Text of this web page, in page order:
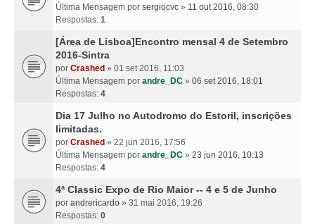
Última Mensagem por sergiocvc » 11 out 2016, 08:30
Respostas: 1
[Área de Lisboa]Encontro mensal 4 de Setembro
2016-Sintra
por Crashed » 01 set 2016, 11:03
Última Mensagem por andre_DC » 06 set 2016, 18:01
Respostas: 4
Dia 17 Julho no Autodromo do Estoril, inscrições
limitadas.
por Crashed » 22 jun 2016, 17:56
Última Mensagem por andre_DC » 23 jun 2016, 10:13
Respostas: 4
4ª Classic Expo de Rio Maior -- 4 e 5 de Junho
por andrericardo » 31 mai 2016, 19:26
Respostas: 0